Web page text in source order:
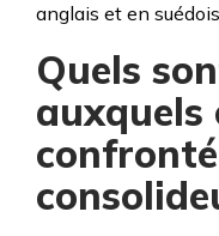
anglais et en
Quels
auxquels